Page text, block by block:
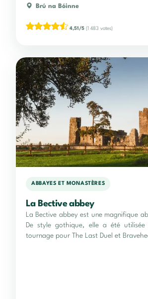
Brú na Bóinne
4,51/5 (1 483 votes)
ABBAYES ET MONASTÈRES
La Bective abbey
La Bective abbey est une magnifique
De style gothique, elle a été utilisée
tournage pour The Last Duel et